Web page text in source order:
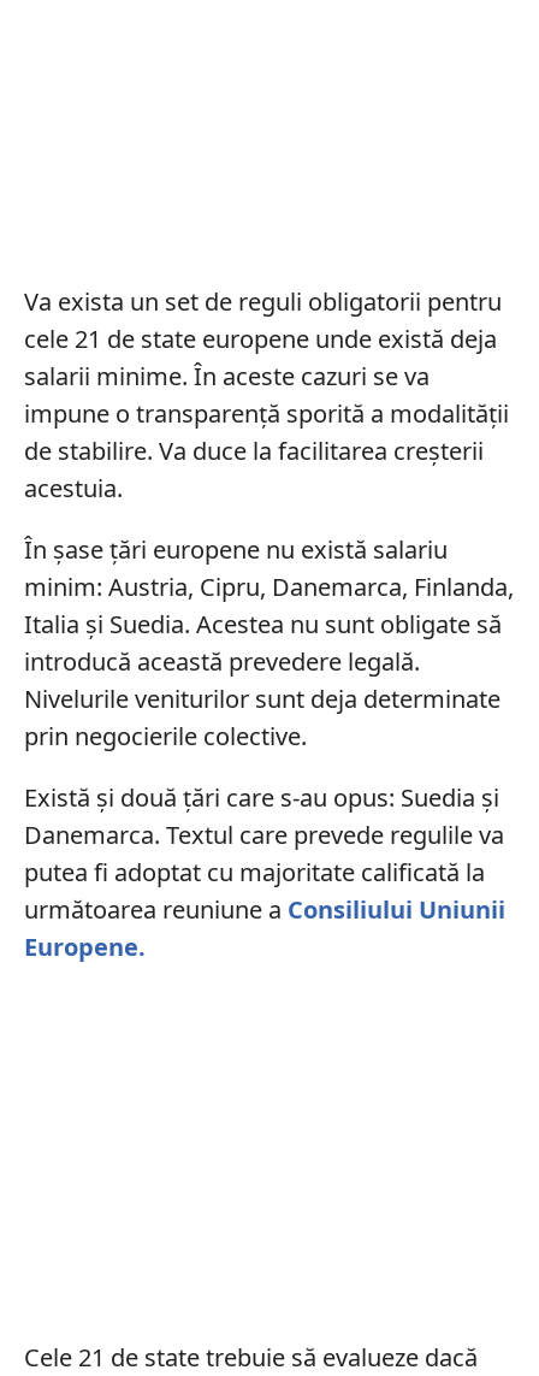
Va exista un set de reguli obligatorii pentru
cele 21 de state europene unde există deja
salarii minime. În aceste cazuri se va
impune o transparență sporită a modalității
de stabilire. Va duce la facilitarea creșterii
acestuia.
În șase țări europene nu există salariu
minim: Austria, Cipru, Danemarca, Finlanda,
Italia și Suedia. Acestea nu sunt obligate să
introducă această prevedere legală.
Nivelurile veniturilor sunt deja determinate
prin negocierile colective.
Există și două țări care s-au opus: Suedia și
Danemarca. Textul care prevede regulile va
putea fi adoptat cu majoritate calificată la
următoarea reuniune a Consiliului Uniunii
Europene.
Cele 21 de state trebuie să evalueze dacă